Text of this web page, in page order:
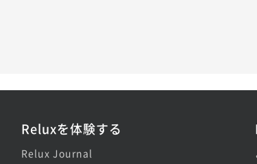
Reluxを体験する
Relux Journal